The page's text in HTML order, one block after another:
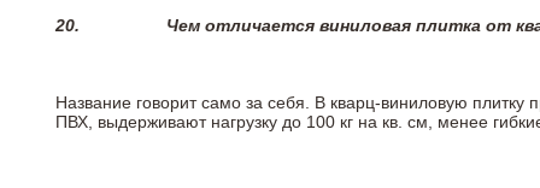
20. Чем отличается виниловая плитка от
Название говорит само за себя. В кварц-виниловую
ПВХ, выдерживают нагрузку до 100 кг на кв. см, менее